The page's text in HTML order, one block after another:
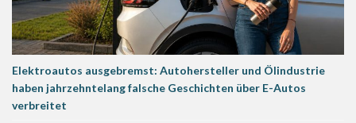
Elektroautos ausgebremst: Autohersteller und Ölindustrie
haben jahrzehntelang falsche Geschichten über E-Autos
verbreitet